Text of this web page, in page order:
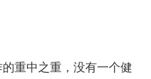
重中之重，没有一个健